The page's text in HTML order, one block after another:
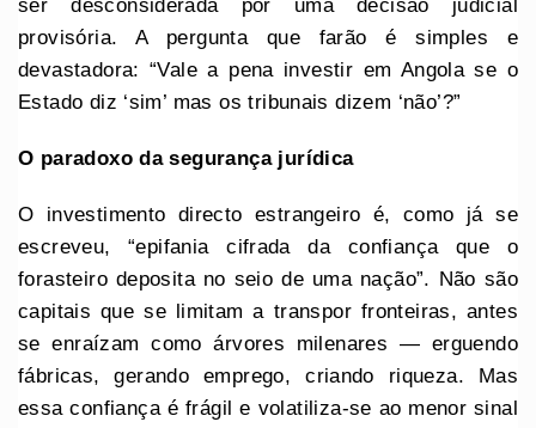
ser desconsiderada por uma decisão judicial
provisória. A pergunta que farão é simples e
devastadora: “Vale a pena investir em Angola se o
Estado diz ‘sim’ mas os tribunais dizem ‘não’?”
O paradoxo da segurança jurídica
O investimento directo estrangeiro é, como já se
escreveu, “epifania cifrada da confiança que o
forasteiro deposita no seio de uma nação”. Não são
capitais que se limitam a transpor fronteiras, antes
se enraízam como árvores milenares — erguendo
fábricas, gerando emprego, criando riqueza. Mas
essa confiança é frágil e volatiliza-se ao menor sinal